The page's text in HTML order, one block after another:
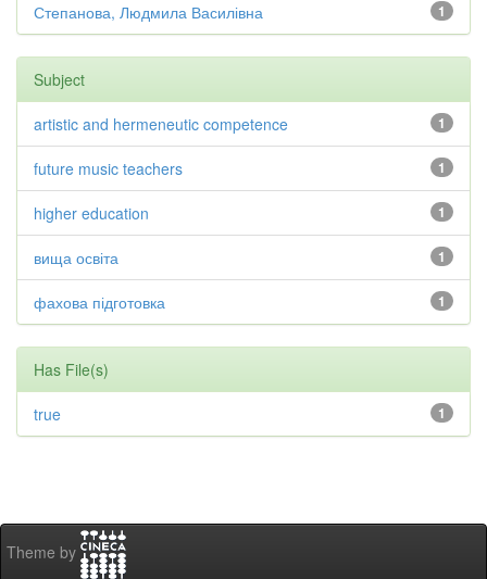
1
Степанова, Людмила Василівна
Subject
1
artistic and hermeneutic competence
1
future music teachers
1
higher education
1
вища освіта
1
фахова підготовка
Has File(s)
1
true
Theme by